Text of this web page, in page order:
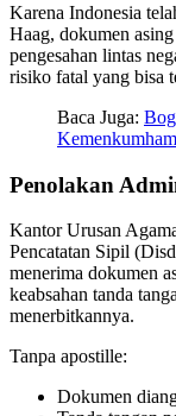
Karena Indonesia
Haag, dokumen
pengesahan lintas
risiko fatal yang bisa
Baca Juga:
Kemenkumham
Penolakan
Kantor Urusan
Pencatatan Sipil
menerima dokumen
keabsahan tanda
menerbitkannya.
Tanpa apostille:
Dokumen